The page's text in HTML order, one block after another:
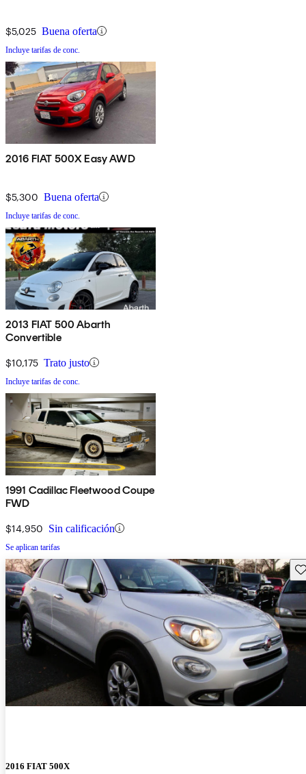
$5,025 Buena oferta
Incluye tarifas de conc.
2016 FIAT 500X Easy AWD
$5,300 Buena oferta
Incluye tarifas de conc.
2013 FIAT 500 Abarth
Convertible
$10,175 Trato justo
Incluye tarifas de conc.
1991 Cadillac Fleetwood Coupe
FWD
$14,950 Sin calificación
Se aplican tarifas
2016 FIAT 500X